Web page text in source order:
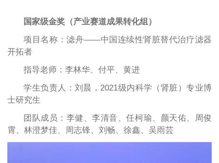
国家级金奖（产业赛道成果转化组）
项目名称：滤舟——中国连续性肾脏替代治疗滤器
开拓者
指导老师：李林华、付平、黄进
学生负责人：刘晨，2021级内科学（肾脏）专业博
士研究生
团队成员：李健、李清音、任柯瑜、颜天佑、周俊
霄、林澄梦佳、周志锋、刘畅、徐鑫、吴雨芸